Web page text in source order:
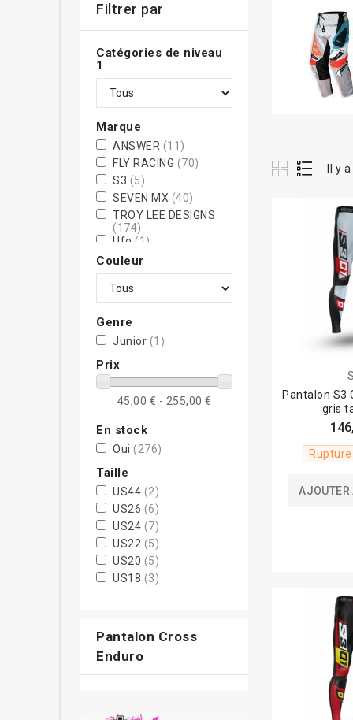
Filtrer par
Catégories de niveau
1
Marque
ANSWER (11)
FLY RACING (70)
S3 (5)
SEVEN MX (40)
TROY LEE DESIGNS
(174)
Ufo (1)
Couleur
Genre
Junior (1)
Prix
45,00 € - 255,00 €
En stock
Oui (276)
Taille
US44 (2)
US26 (6)
US24 (7)
US22 (5)
US20 (5)
US18 (3)
US38
(18)
00/02
07/08
(1)
Pantalon Cross
Enduro
Il y
Pantalon S3
gris
AJOUTER